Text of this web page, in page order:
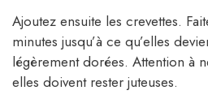
Ajoutez ensuite les crevettes.
minutes jusqu’à ce qu’elles
légèrement dorées. Attention à
elles doivent rester juteuses.